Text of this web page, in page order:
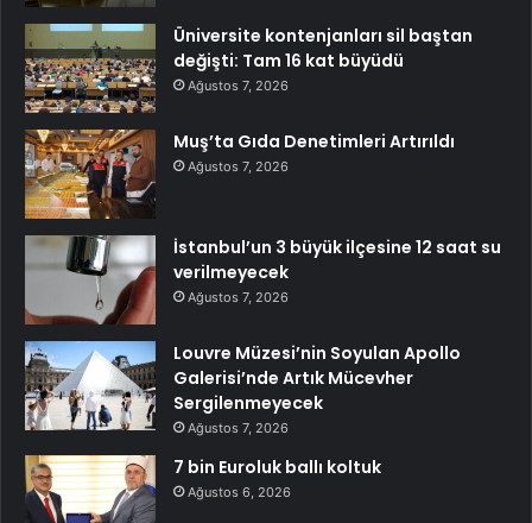
Üniversite kontenjanları sil baştan
değişti: Tam 16 kat büyüdü
Ağustos 7, 2026
Muş’ta Gıda Denetimleri Artırıldı
Ağustos 7, 2026
İstanbul’un 3 büyük ilçesine 12 saat su
verilmeyecek
Ağustos 7, 2026
Louvre Müzesi’nin Soyulan Apollo
Galerisi’nde Artık Mücevher
Sergilenmeyecek
Ağustos 7, 2026
7 bin Euroluk ballı koltuk
Ağustos 6, 2026